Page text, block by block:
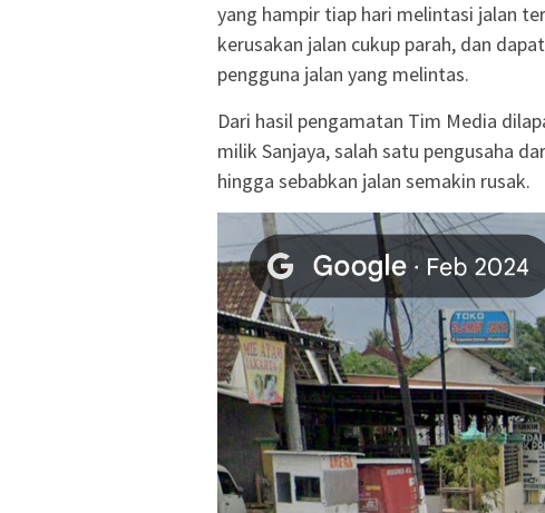
yang hampir tiap hari melintasi jalan
kerusakan jalan cukup parah, dan
pengguna jalan yang melintas.
Dari hasil pengamatan Tim Media
milik Sanjaya, salah satu pengusaha
hingga sebabkan jalan semakin rusak.